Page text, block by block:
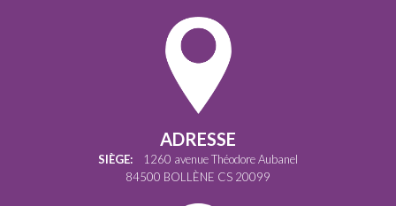
ADRESSE
SIÈGE: 1260 avenue Théodore Aubanel
84500 BOLLÈNE CS 20099